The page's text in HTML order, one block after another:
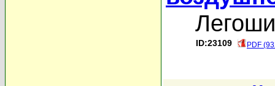
ID:23109 PDF